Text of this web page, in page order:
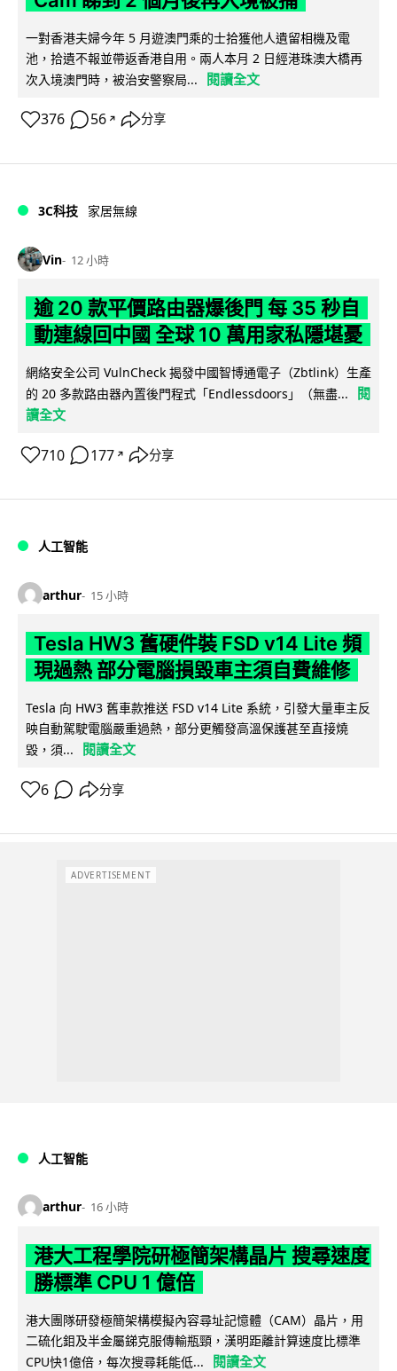
一對香港夫婦今年 5 月遊澳門乘的士拾獲他人遺留相機及電
池，拾遺不報並帶返香港自用。兩人本月 2 日經港珠澳大橋再
次入境澳門時，被治安警察局...
閱讀全文
376 56 ↗ 分享
3C科技 家居無線
Vin 12 小時
逾 20 款平價路由器爆後門 每 35 秒自
動連線回中國 全球 10 萬用家私隱堪憂
網絡安全公司 VulnCheck 揭發中國智博通電子（Zbtlink）生產
的 20 多款路由器內置後門程式「Endlessdoors」（無盡...
閱
讀全文
710 177 ↗ 分享
人工智能
arthur 15 小時
Tesla HW3 舊硬件裝 FSD v14 Lite 頻
現過熱 部分電腦損毀車主須自費維修
Tesla 向 HW3 舊車款推送 FSD v14 Lite 系統，引發大量車主反
映自動駕駛電腦嚴重過熱，部分更觸發高溫保護甚至直接燒
毀，須...
閱讀全文
6 分享
ADVERTISEMENT
人工智能
arthur 16 小時
港大工程學院研極簡架構晶片 搜尋速度
勝標準 CPU 1 億倍
港大團隊研發極簡架構模擬內容尋址記憶體（CAM）晶片，用
二硫化鉬及半金屬銻克服傳輸瓶頸，漢明距離計算速度比標準
CPU快1億倍，每次搜尋耗能低...
閱讀全文